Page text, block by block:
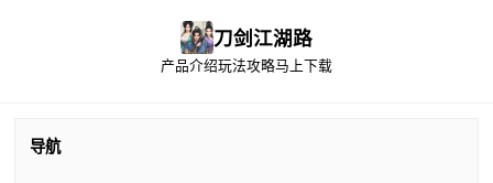
刀剑江湖路
产品介绍玩法攻略马上下载
导航